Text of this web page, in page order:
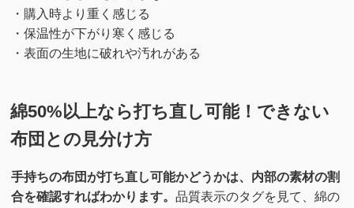
・購入時より重く感じる
・保温性が下がり寒く感じる
・表面の生地に破れや汚れがある
綿50%以上なら打ち直し可能！できない
布団との見分け方
手持ちの布団が打ち直し可能かどうかは、内部の素材の割
合を確認すればわかります。 品質表示のタグを見て、綿の